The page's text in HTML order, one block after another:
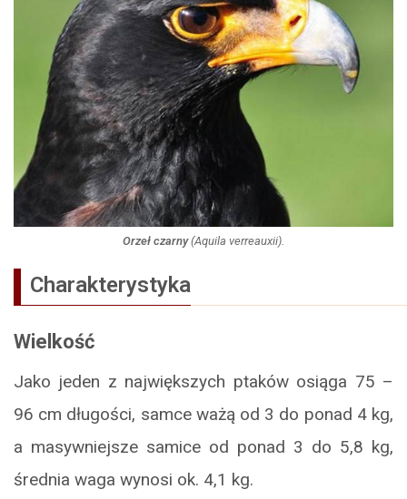
Orzeł czarny(Aquila verreauxii).
Charakterystyka
Wielkość
Jako jeden z największych ptaków osiąga 75 –
96 cm długości, samce ważą od 3 do ponad 4 kg,
a masywniejsze samice od ponad 3 do 5,8 kg,
średnia waga wynosi ok. 4,1 kg.